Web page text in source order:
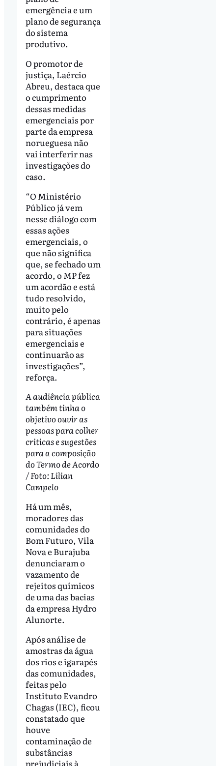
emergência e um
plano de segurança
do sistema
produtivo.
O promotor de
justiça, Laércio
Abreu, destaca que
o cumprimento
dessas medidas
emergenciais por
parte da empresa
norueguesa não
vai interferir nas
investigações do
caso.
“O Ministério
Público já vem
nesse diálogo com
essas ações
emergenciais, o
que não significa
que, se fechado um
acordo, o MP fez
um acordão e está
tudo resolvido,
muito pelo
contrário, é apenas
para situações
emergenciais e
continuarão as
investigações”,
reforça.
A audiência pública
também tinha o
objetivo ouvir as
pessoas para colher
criticas e sugestões
para a composição
do Termo de Acordo
/ Foto: Lilian
Campelo
Há um mês,
moradores das
comunidades do
Bom Futuro, Vila
Nova e Burajuba
denunciaram o
vazamento de
rejeitos químicos
de uma das bacias
da empresa Hydro
Alunorte.
Após análise de
amostras da água
dos rios e igarapés
das comunidades,
feitas pelo
Instituto Evandro
Chagas (IEC), ficou
constatado que
houve
contaminação de
substâncias
prejudiciais à